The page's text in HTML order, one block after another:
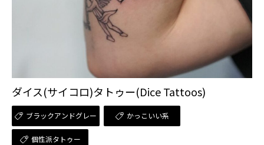
ダイス(サイコロ)タトゥー(Dice Tattoos)
ブラックアンドグレー かっこいい系
個性派タトゥー